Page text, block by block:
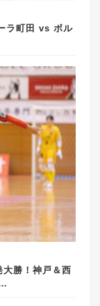
ラ町田 vs ボル
勝！神戸＆西